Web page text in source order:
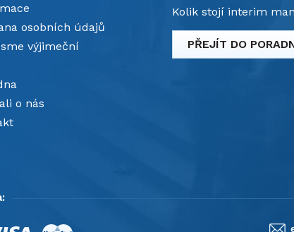
osobních údajů
výjimeční
o nás
Kolik stojí interim
PŘEJÍT DO